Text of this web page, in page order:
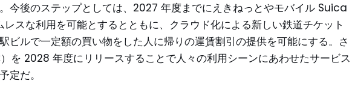
今後のステップとしては、2027 年度までにえきねっとやモバイル Suica
スな利用を可能とするとともに、クラウド化による新しい鉄道チケット
ビルで一定額の買い物をした人に帰りの運賃割引の提供を可能にする。さ
を 2028 年度にリリースすることで人々の利用シーンにあわせたサービス
定だ。